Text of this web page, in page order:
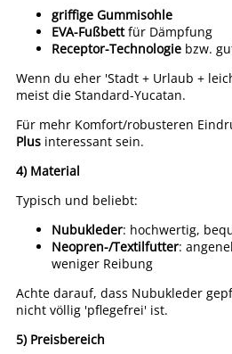
griffige Gummisohle
EVA-Fußbettfür Dämpfung
Receptor-Technologie bzw.
Wenn du eher 'Stadt + Urlaub +
meist die Standard-Yucatan.
Für mehr Komfort/robusteren
Plus interessant sein.
4) Material
Typisch und beliebt:
Nubukleder: hochwertig,
Neopren-/Textilfutter:
weniger Reibung
Achte darauf, dass Nubukleder
nicht völlig 'pflegefrei' ist.
5) Preisbereich